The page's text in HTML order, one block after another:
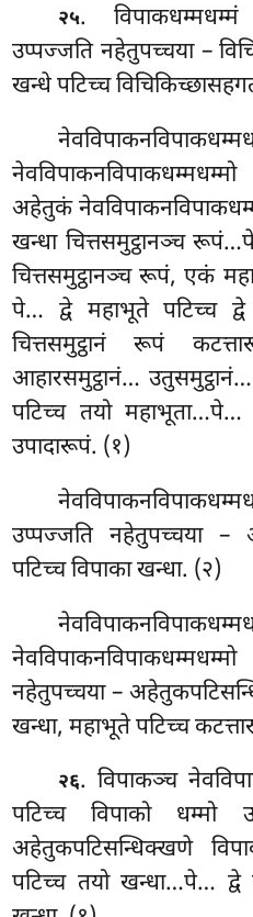
२५. विपाकधम्मधम्मं
उप्पज्जति नहेतुपच्चया –
खन्धे पटिच्च
अहेतुकं
खन्धा चित्तसमुट्ठानञ्च
चित्तसमुट्ठानञ्च रूपं, एकं
पे… द्वे महाभूते पटिच्च
चित्तसमुट्ठानं रूपं
आहारसमुट्ठानं…
पटिच्च तयो महाभूता…पे…
उपादारूपं. (१)
उप्पज्जति नहेतुपच्चया –
पटिच्च विपाका खन्धा. (२)
नहेतुपच्चया –
खन्धा, महाभूते पटिच्च
२६. विपाकञ्च
पटिच्च विपाको धम्मो
अहेतुकपटिसन्धिक्खणे
पटिच्च तयो खन्धा…पे…